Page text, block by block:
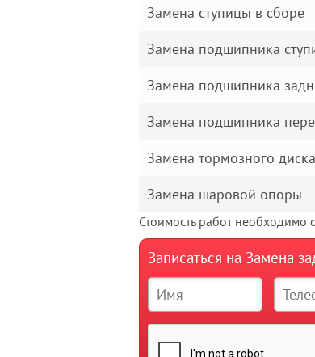
Замена ступицы в сборе
Замена подшипника
Замена подшипника
Замена подшипника
Замена тормозного
Замена шаровой опоры
Стоимость работ необходимо
Записаться на Замена